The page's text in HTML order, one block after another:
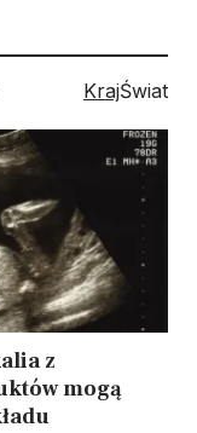
KrajŚwiat
z
mogą